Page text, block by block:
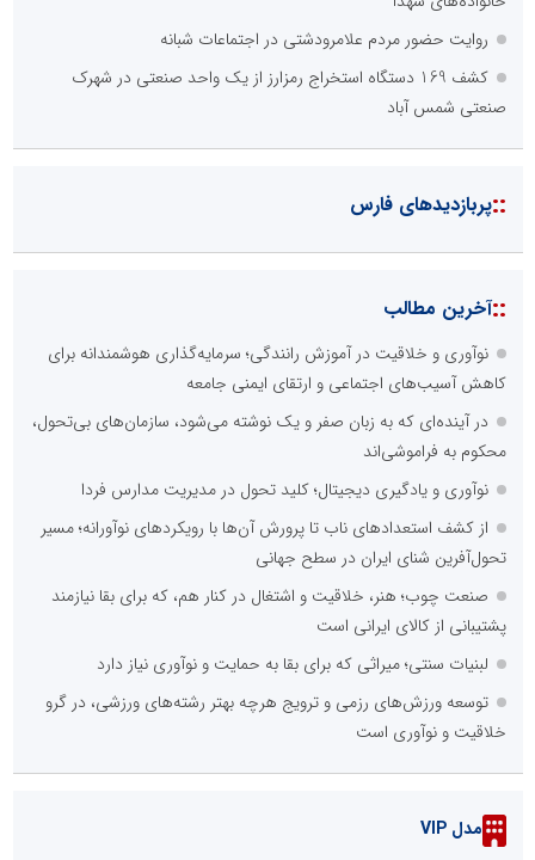
روایت حضور مردم علامرودشتی در اجتماعات شبانه
کشف 169 دستگاه استخراج رمزارز از یک واحد صنعتی در شهرک
صنعتی شمس آباد
::پربازدیدهای فارس
::آخرین مطالب
نوآوری و خلاقیت در آموزش رانندگی؛ سرمایه‌گذاری هوشمندانه برای
کاهش آسیب‌های اجتماعی و ارتقای ایمنی جامعه
در آینده‌ای که به زبان صفر و یک نوشته می‌شود، سازمان‌های بی‌تحول،
محکوم به فراموشی‌اند
نوآوری و یادگیری دیجیتال؛ کلید تحول در مدیریت مدارس فردا
از کشف استعدادهای ناب تا پرورش آن‌ها با رویکردهای نوآورانه؛ مسیر
تحول‌آفرین شنای ایران در سطح جهانی
صنعت چوب؛ هنر، خلاقیت و اشتغال در کنار هم، که برای بقا نیازمند
پشتیبانی از کالای ایرانی است
لبنیات سنتی؛ میراثی که برای بقا به حمایت و نوآوری نیاز دارد
توسعه ورزش‌های رزمی و ترویج هرچه بهتر رشته‌های ورزشی، در گرو
خلاقیت و نوآوری است
مدل VIP